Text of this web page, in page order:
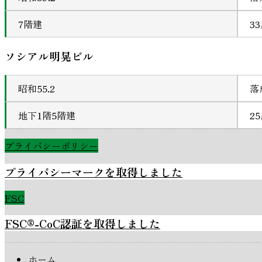
7階建
ソシアル明晃ビル
昭和55.2
落
地下1階5階建
プライバシーポリシー
プライバシーマークを取得しました
FSC
FSC®-CoC認証を取得しました
ホーム